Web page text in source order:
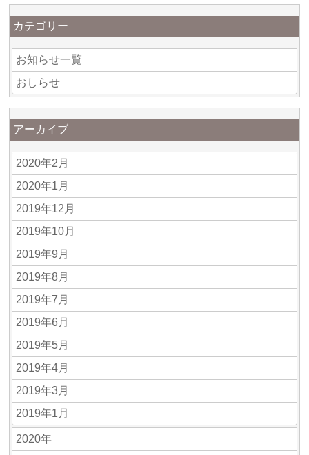
カテゴリー
お知らせ一覧
おしらせ
アーカイブ
2020年2月
2020年1月
2019年12月
2019年10月
2019年9月
2019年8月
2019年7月
2019年6月
2019年5月
2019年4月
2019年3月
2019年1月
2020年